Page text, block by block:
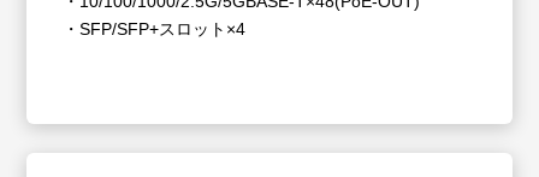
・SFP/SFP+スロット×4